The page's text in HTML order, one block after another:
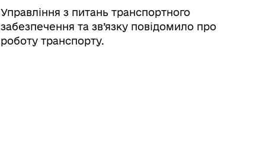
Управління з питань транспортного
забезпечення та зв’язку повідомило про
роботу транспорту.